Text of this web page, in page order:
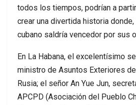
todos los tiempos, podrían a
crear una divertida historia donde,
cubano saldría vencedor por sus
En La Habana, el excelentísimo
ministro de Asuntos Exteriores
Rusia; el señor An Yue Jun,
APCPD (Asociación del Pueblo